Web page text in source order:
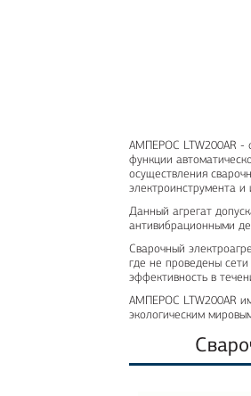
АМПЕРОС LTW200AR -
функции
осуществления
электроинструмента и
Данный агрегат
антивибрационными
Сварочный
где не проведены
эффективность в
АМПЕРОС LTW200AR
экологическим